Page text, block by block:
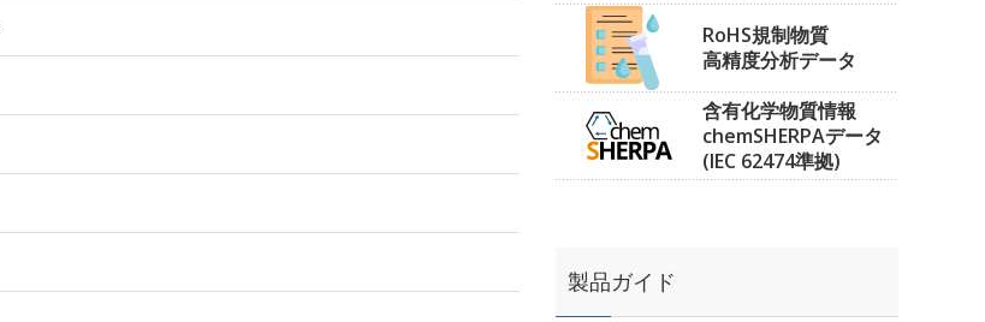
RoHS規制物質
高精度分析データ
含有化学物質情報
chemSHERPAデータ
(IEC 62474準拠)
製品ガイド